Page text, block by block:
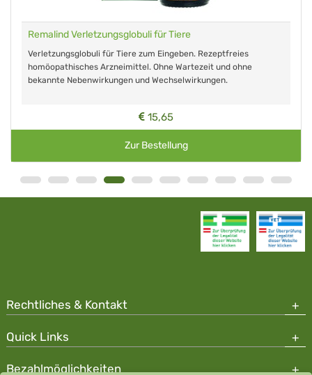
Remalind Verletzungsglobuli für Tiere
Verletzungsglobuli für Tiere zum Eingeben. Rezeptfreies
homöopathisches Arzneimittel. Ohne Wartezeit und ohne
bekannte Nebenwirkungen und Wechselwirkungen.
15,65
Zur Bestellung
Rechtliches & Kontakt
Quick Links
Bezahlmöglichkeiten